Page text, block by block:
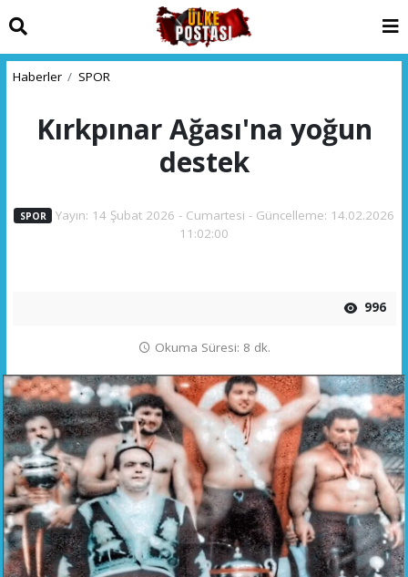
Haberler SPOR
Kırkpınar Ağası'na yoğun
destek
SPOR
Yayın: 14 Şubat 2026 - Cumartesi - Güncelleme: 14.02.2026
11:02:00
996
Okuma Süresi: 8 dk.